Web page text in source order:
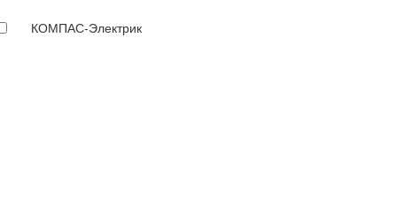
КОМПАС-Электрик